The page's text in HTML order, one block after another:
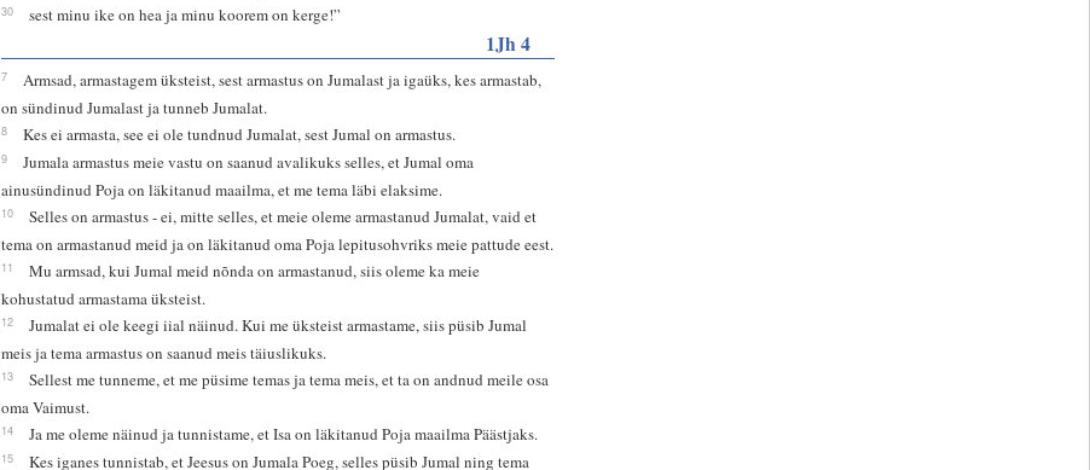
30 sest minu ike on hea ja minu koorem on kerge!”
1Jh 4
7
Armsad, armastagem üksteist, sest armastus on Jumalast ja igaüks, kes armastab,
on sündinud Jumalast ja tunneb Jumalat.
8 Kes ei armasta, see ei ole tundnud Jumalat, sest Jumal on armastus.
9
Jumala armastus meie vastu on saanud avalikuks selles, et Jumal oma
ainusündinud Poja on läkitanud maailma, et me tema läbi elaksime.
10
Selles on armastus - ei, mitte selles, et meie oleme armastanud Jumalat, vaid et
tema on armastanud meid ja on läkitanud oma Poja lepitusohvriks meie pattude eest.
11
Mu armsad, kui Jumal meid nõnda on armastanud, siis oleme ka meie
kohustatud armastama üksteist.
12
Jumalat ei ole keegi iial näinud. Kui me üksteist armastame, siis püsib Jumal
meis ja tema armastus on saanud meis täiuslikuks.
13
Sellest me tunneme, et me püsime temas ja tema meis, et ta on andnud meile osa
oma Vaimust.
14 Ja me oleme näinud ja tunnistame, et Isa on läkitanud Poja maailma Päästjaks.
15 Kes iganes tunnistab, et Jeesus on Jumala Poeg, selles püsib Jumal ning tema